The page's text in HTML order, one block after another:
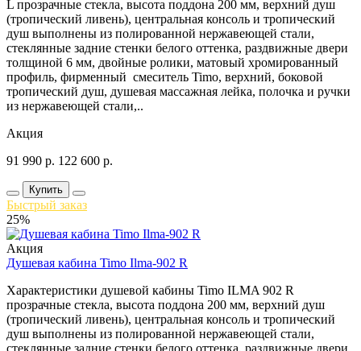
L прозрачные стекла, высота поддона 200 мм, верхний душ
(тропический ливень), центральная консоль и тропический
душ выполнены из полированной нержавеющей стали,
стеклянные задние стенки белого оттенка, раздвижные двери
толщиной 6 мм, двойные ролики, матовый хромированный
профиль, фирменный смеситель Timo, верхний, боковой
тропический душ, душевая массажная лейка, полочка и ручки
из нержавеющей стали,..
Акция
91 990 р. 122 600 р.
Купить
Быстрый заказ
25%
Акция
Душевая кабина Timo Ilma-902 R
Характеристики душевой кабины Timo ILMA 902 R
прозрачные стекла, высота поддона 200 мм, верхний душ
(тропический ливень), центральная консоль и тропический
душ выполнены из полированной нержавеющей стали,
стеклянные задние стенки белого оттенка, раздвижные двери